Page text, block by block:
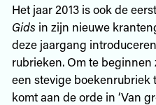
Het jaar 2013 is ook de
Gids in zijn nieuwe
deze jaargang
rubrieken. Om te
een stevige boekenrubriek
komt aan de orde in ‘Van